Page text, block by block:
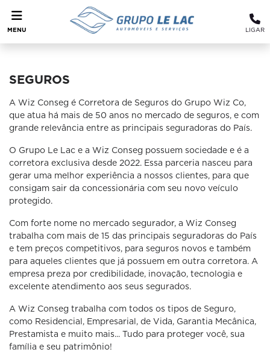
MENU LIGAR
SEGUROS
A Wiz Conseg é Corretora de Seguros do Grupo Wiz Co,
que atua há mais de 50 anos no mercado de seguros, e com
grande relevância entre as principais seguradoras do País.
O Grupo Le Lac e a Wiz Conseg possuem sociedade e é a
corretora exclusiva desde 2022. Essa parceria nasceu para
gerar uma melhor experiência a nossos clientes, para que
consigam sair da concessionária com seu novo veículo
protegido.
Com forte nome no mercado segurador, a Wiz Conseg
trabalha com mais de 15 das principais seguradoras do País
e tem preços competitivos, para seguros novos e também
para aqueles clientes que já possuem em outra corretora. A
empresa preza por credibilidade, inovação, tecnologia e
excelente atendimento aos seus segurados.
A Wiz Conseg trabalha com todos os tipos de Seguro,
como Residencial, Empresarial, de Vida, Garantia Mecânica,
Prestamista e muito mais... Tudo para proteger você, sua
família e seu patrimônio!